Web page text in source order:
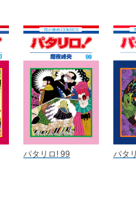
パタリロ! 99 パタ